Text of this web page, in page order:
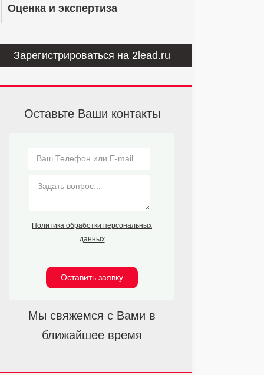
Оценка и экспертиза
Зарегистрироваться на 2lead.ru
Оставьте Ваши контакты
Политика обработки персональных
данных
Оставить заявку
Мы свяжемся с Вами в
ближайшее время